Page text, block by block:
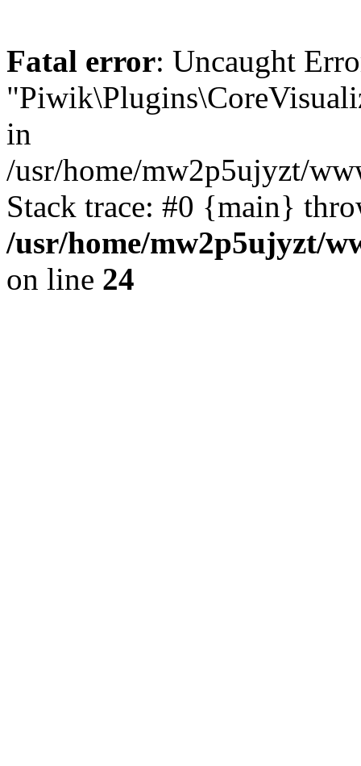
Fatal error: Uncaught
in
/usr/home/mw2p5ujyzt/
Stack trace: #0 {main}
/usr/home/mw2p5ujyzt/
on line 24